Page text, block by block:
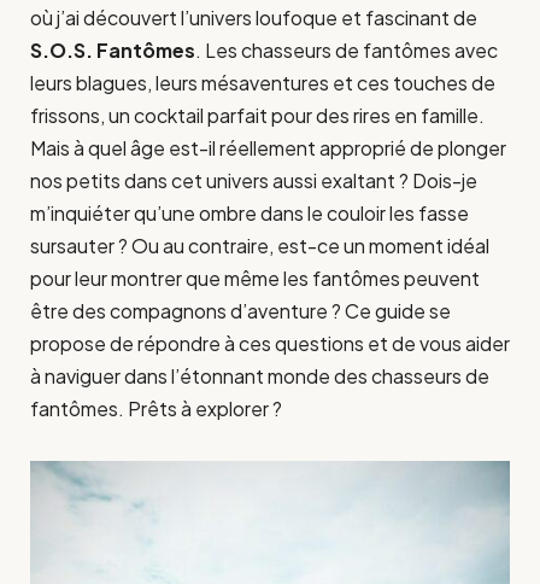
où j’ai découvert l’univers loufoque et fascinant de
S.O.S. Fantômes. Les chasseurs de fantômes avec
leurs blagues, leurs mésaventures et ces touches de
frissons, un cocktail parfait pour des rires en famille.
Mais à quel âge est-il réellement approprié de plonger
nos petits dans cet univers aussi exaltant ? Dois-je
m’inquiéter qu’une ombre dans le couloir les fasse
sursauter ? Ou au contraire, est-ce un moment idéal
pour leur montrer que même les fantômes peuvent
être des compagnons d’aventure ? Ce guide se
propose de répondre à ces questions et de vous aider
à naviguer dans l’étonnant monde des chasseurs de
fantômes. Prêts à explorer ?